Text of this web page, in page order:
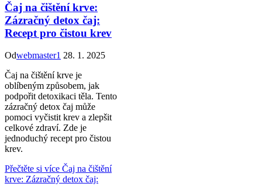
Čaj na čištění krve:
Zázračný detox čaj:
Recept pro čistou krev
Odwebmaster1 28. 1. 2025
Čaj na čištění krve je
oblíbeným způsobem, jak
podpořit detoxikaci těla. Tento
zázračný detox čaj může
pomoci vyčistit krev a zlepšit
celkové zdraví. Zde je
jednoduchý recept pro čistou
krev.
Přečtěte si více Čaj na čištění
krve: Zázračný detox čaj: